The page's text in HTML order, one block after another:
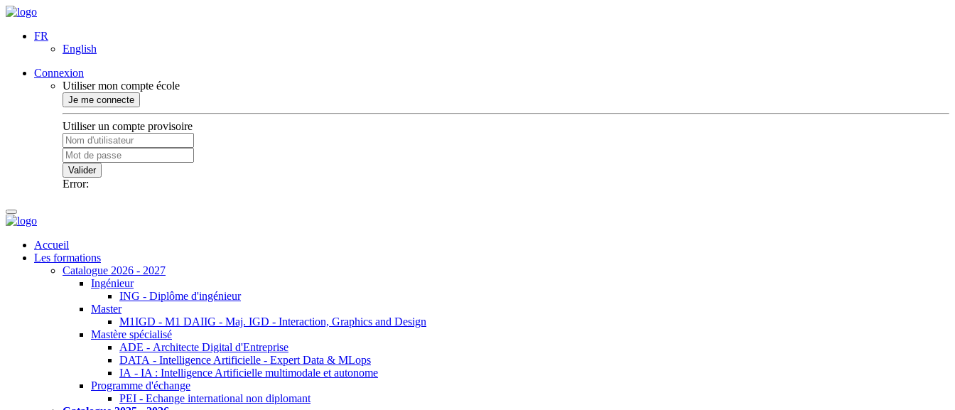
FR
English
Connexion
Utiliser mon compte école
Je me connecte
Utiliser un compte provisoire
Valider
Error:
Accueil
Les formations
Catalogue 2026 - 2027
Ingénieur
ING - Diplôme d'ingénieur
Master
M1IGD - M1 DAIIG - Maj. IGD - Interaction, Graphics and Design
Mastère spécialisé
ADE - Architecte Digital d'Entreprise
DATA - Intelligence Artificielle - Expert Data & MLops
IA - IA : Intelligence Artificielle multimodale et autonome
Programme d'échange
PEI - Echange international non diplomant